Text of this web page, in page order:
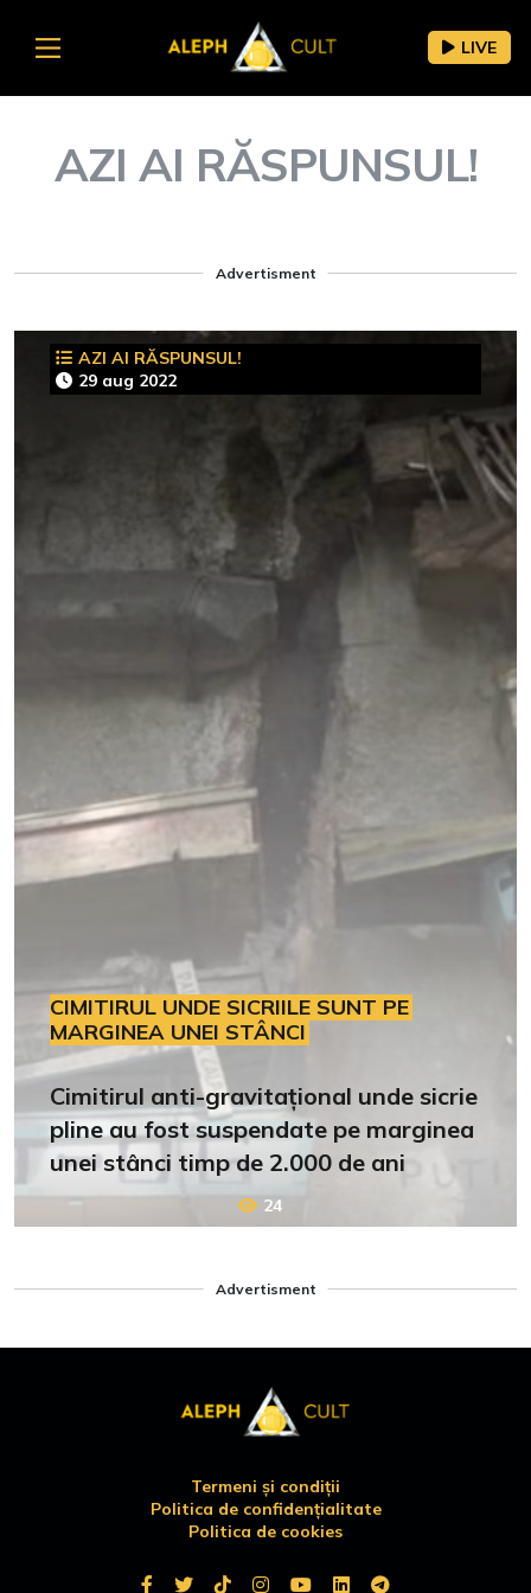
LIVE
AZI AI RĂSPUNSUL!
Advertisment
AZI AI RĂSPUNSUL!
29 aug 2022
CIMITIRUL UNDE SICRIILE SUNT PE
MARGINEA UNEI STÂNCI
Cimitirul anti-gravitațional unde sicrie
pline au fost suspendate pe marginea
unei stânci timp de 2.000 de ani
24
Advertisment
Termeni și condiții
Politica de confidențialitate
Politica de cookies